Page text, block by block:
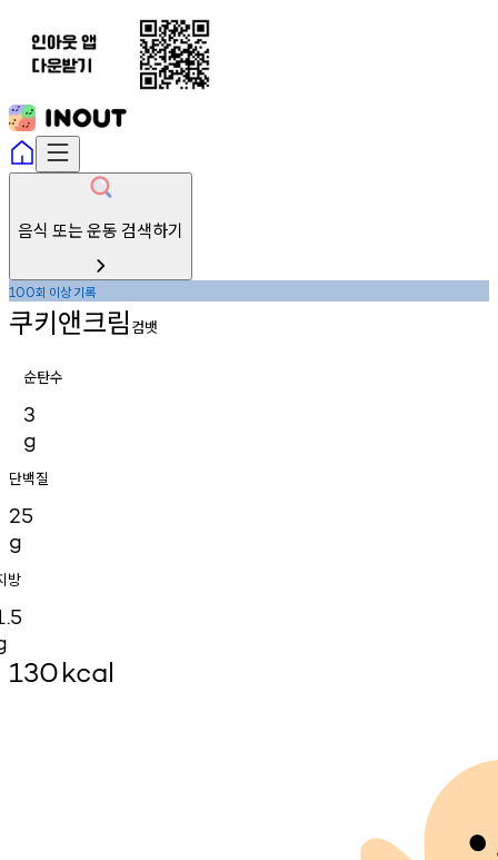
음식 또는 운동 검색하기
100회 이상기록
쿠키앤크림 컴뱃
순탄수
3
g
단백질
25
g
방
130kcal